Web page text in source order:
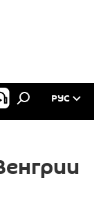
РУС